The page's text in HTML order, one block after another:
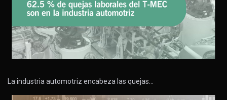
La industria automotriz encabeza las quejas…